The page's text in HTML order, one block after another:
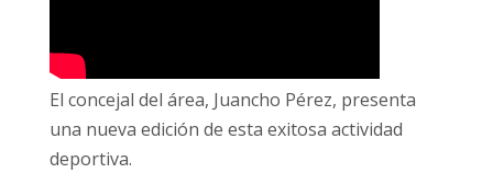
El concejal del área, Juancho Pérez, presenta
una nueva edición de esta exitosa actividad
deportiva.